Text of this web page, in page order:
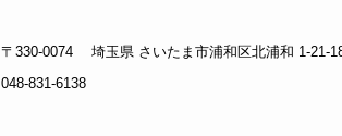
〒330-0074 埼玉県 さいたま市浦和区北浦和 1-21-
048-831-6138